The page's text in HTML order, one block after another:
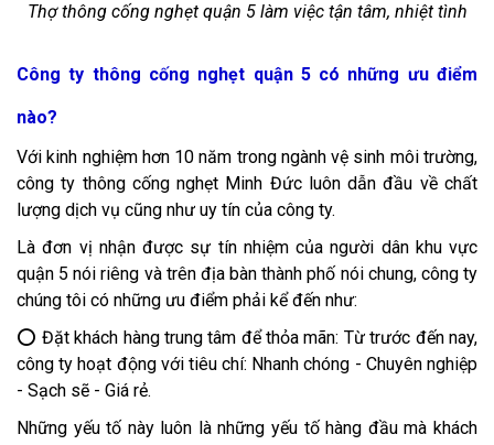
Thợ thông cống nghẹt quận 5 làm việc tận tâm, nhiệt tình
Công ty thông cống nghẹt quận 5 có những ưu điểm
nào?
Với kinh nghiệm hơn 10 năm trong ngành vệ sinh môi trường,
công ty thông cống nghẹt Minh Đức luôn dẫn đầu về chất
lượng dịch vụ cũng như uy tín của công ty.
Là đơn vị nhận được sự tín nhiệm của người dân khu vực
quận 5 nói riêng và trên địa bàn thành phố nói chung, công ty
chúng tôi có những ưu điểm phải kể đến như:
⭕ Đặt khách hàng trung tâm để thỏa mãn: Từ trước đến nay,
công ty hoạt động với tiêu chí: Nhanh chóng - Chuyên nghiệp
- Sạch sẽ - Giá rẻ.
Những yếu tố này luôn là những yếu tố hàng đầu mà khách